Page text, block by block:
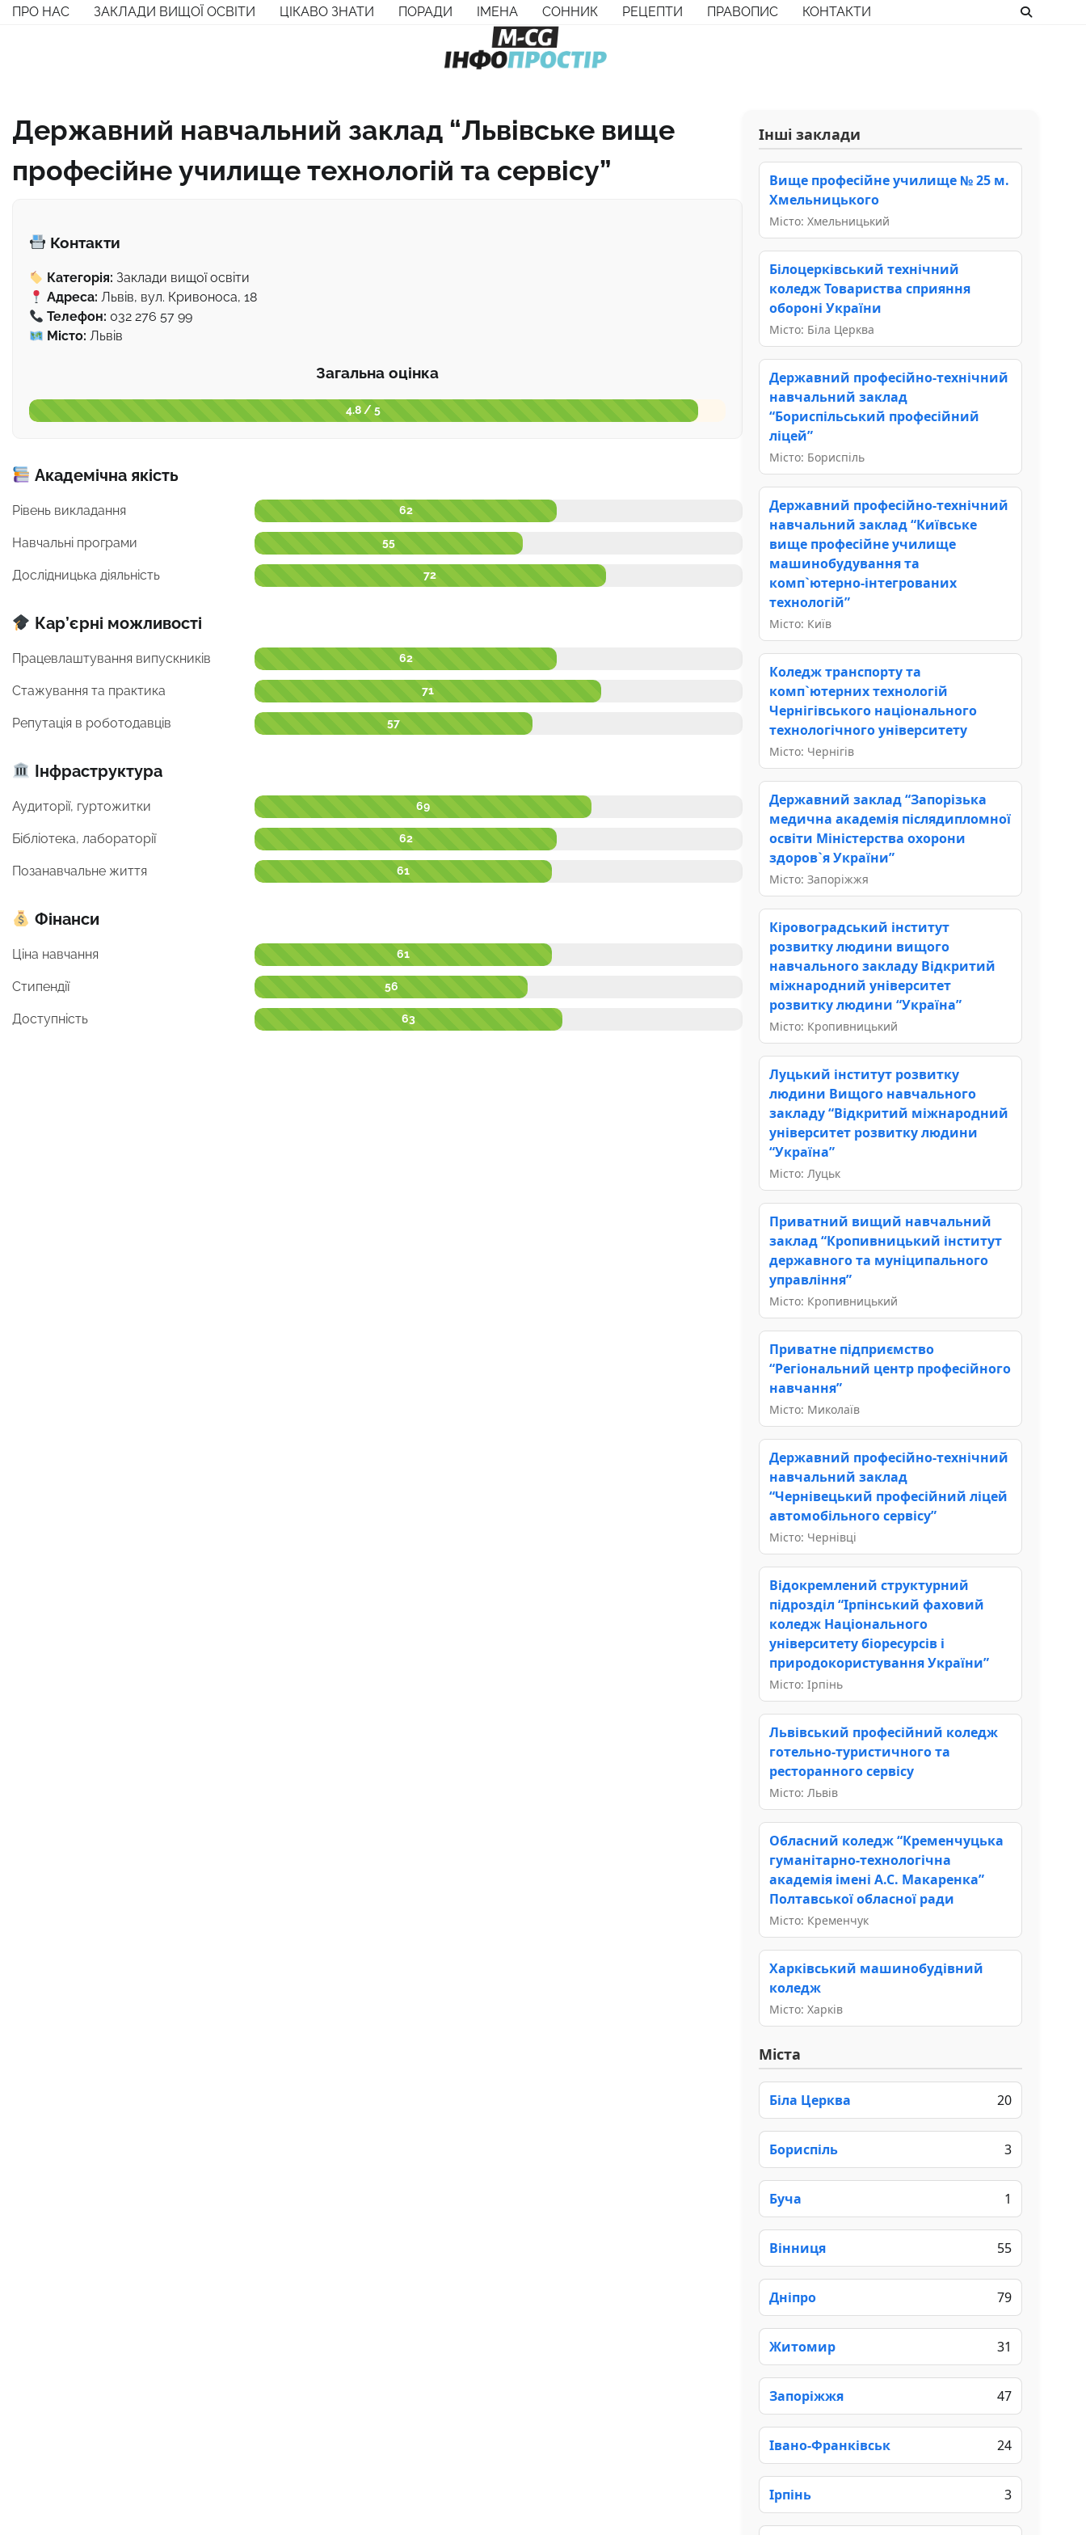
Перейти
ПРО НАС ЗАКЛАДИ ВИЩОЇ ОСВІТИ ЦІКАВО ЗНАТИ ПОРАДИ ІМЕНА СОННИК РЕЦЕПТИ ПРАВОПИС КОНТАКТИ
Державний навчальний заклад “Львівське вище
професійне училище технологій та сервісу”
Контакти
Категорія: Заклади вищої освіти
Адреса: Львів, вул. Кривоноса, 18
Телефон: 032 276 57 99
Місто: Львів
Загальна оцінка
4.8 / 5
Академічна якість
Рівень викладання 62
Навчальні програми 55
Дослідницька діяльність 72
Кар’єрні можливості
Працевлаштування випускників 62
Стажування та практика 71
Репутація в роботодавців 57
Інфраструктура
Аудиторії, гуртожитки 69
Бібліотека, лабораторії 62
Позанавчальне життя 61
Фінанси
Ціна навчання 61
Стипендії 56
Доступність 63
Інші заклади
Вище професійне училище № 25 м.
Хмельницького
Місто: Хмельницький
Білоцерківський технічний
коледж Товариства сприяння
обороні України
Місто: Біла Церква
Державний професійно-технічний
навчальний заклад
“Бориспільський професійний
ліцей”
Місто: Бориспіль
Державний професійно-технічний
навчальний заклад “Київське
вище професійне училище
машинобудування та
комп`ютерно-інтегрованих
технологій”
Місто: Київ
Коледж транспорту та
комп`ютерних технологій
Чернігівського національного
технологічного університету
Місто: Чернігів
Державний заклад “Запорізька
медична академія післядипломної
освіти Міністерства охорони
здоров`я України”
Місто: Запоріжжя
Кіровоградський інститут
розвитку людини вищого
навчального закладу Відкритий
міжнародний університет
розвитку людини “Україна”
Місто: Кропивницький
Луцький інститут розвитку
людини Вищого навчального
закладу “Відкритий міжнародний
університет розвитку людини
“Україна”
Місто: Луцьк
Приватний вищий навчальний
заклад “Кропивницький інститут
державного та муніципального
управління”
Місто: Кропивницький
Приватне підприємство
“Регіональний центр професійного
навчання”
Місто: Миколаїв
Державний професійно-технічний
навчальний заклад
“Чернівецький професійний ліцей
автомобільного сервісу”
Місто: Чернівці
Відокремлений структурний
підрозділ “Ірпінський фаховий
коледж Національного
університету біоресурсів і
природокористування України”
Місто: Ірпінь
Львівський професійний коледж
готельно-туристичного та
ресторанного сервісу
Місто: Львів
Обласний коледж “Кременчуцька
гуманітарно-технологічна
академія імені А.С. Макаренка”
Полтавської обласної ради
Місто: Кременчук
Харківський машинобудівний
коледж
Місто: Харків
Міста
Біла Церква 20
Бориспіль 3
Буча 1
Вінниця 55
Дніпро 79
Житомир 31
Запоріжжя 47
Івано-Франківськ 24
Ірпінь 3